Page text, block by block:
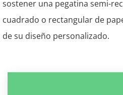
sostener una pegatina semi-
cuadrado o rectangular de
de su diseño personalizado.